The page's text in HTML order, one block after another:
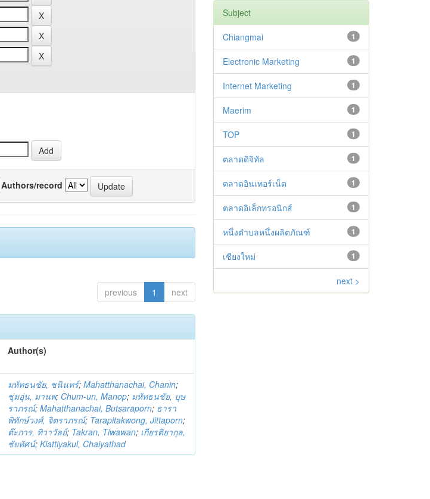
Authors/record
previous 1 next
Author(s)
มหัทธนชัย, ชนินทร์;Mahatthanachai, Chanin;
ชุ่มอุ่น, มานพ; Chum-un, Manop; มหัทธนชัย, บุษ
ราภรณ์;Mahatthanachai, Butsaraporn; ธารา
พิทักษ์วงศ์, จิตราภรณ์; Tarapitakwong, Jittaporn;
ต๊ะการ, ทิวาวัลย์; Takran, Tiwawan; เกียรติยากุล,
ชัยทัศน์;Kiattiyakul, Chaiyathad
Subject
1
Chiangmai
1
Electronic Marketing
1
Internet Marketing
1
Maerim
1
TOP
1
ตลาดดิจิทัล
1
ตลาดอินเทอร์เน็ต
1
ตลาดอิเล็กทรอนิกส์
1
หนึ่งตำบลหนึ่งผลิตภัณฑ์
1
เชียงใหม่
next >